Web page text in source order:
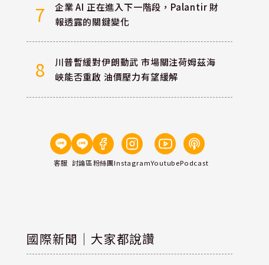
7
企業 AI 正在進入下一階段，Palantir 財
報透露的關鍵變化
8
川普暫緩對伊朗動武 市場關注荷姆茲海
峽能否重啟 油價壓力有望緩解
客服 討論區粉絲團InstagramYoutubePodcast
國際新聞｜大家都說讚